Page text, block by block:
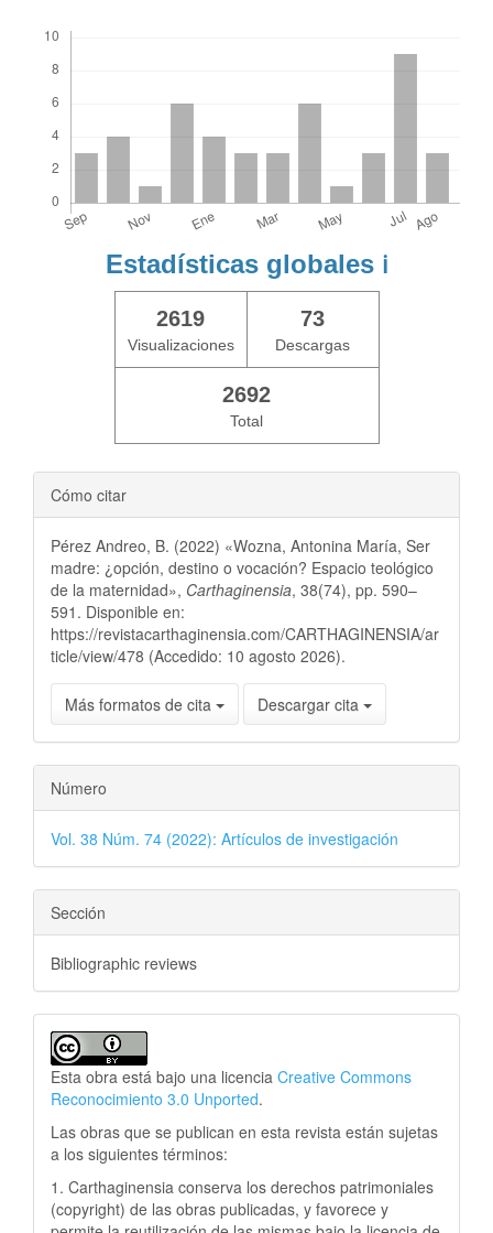
Estadísticas globales ℹ️
2619
Visualizaciones
73
Descargas
2692
Total
Cómo citar
Pérez Andreo, B. (2022) «Wozna, Antonina María, Ser
madre: ¿opción, destino o vocación? Espacio teológico
de la maternidad», Carthaginensia, 38(74), pp. 590–
591. Disponible en:
https://revistacarthaginensia.com/CARTHAGINENSIA/ar
ticle/view/478 (Accedido: 10 agosto 2026).
Más formatos de cita Descargar cita
Número
Vol. 38 Núm. 74 (2022): Artículos de investigación
Sección
Bibliographic reviews
Esta obra está bajo una licencia Creative Commons
Reconocimiento 3.0 Unported.
Las obras que se publican en esta revista están sujetas
a los siguientes términos:
1. Carthaginensia conserva los derechos patrimoniales
(copyright) de las obras publicadas, y favorece y